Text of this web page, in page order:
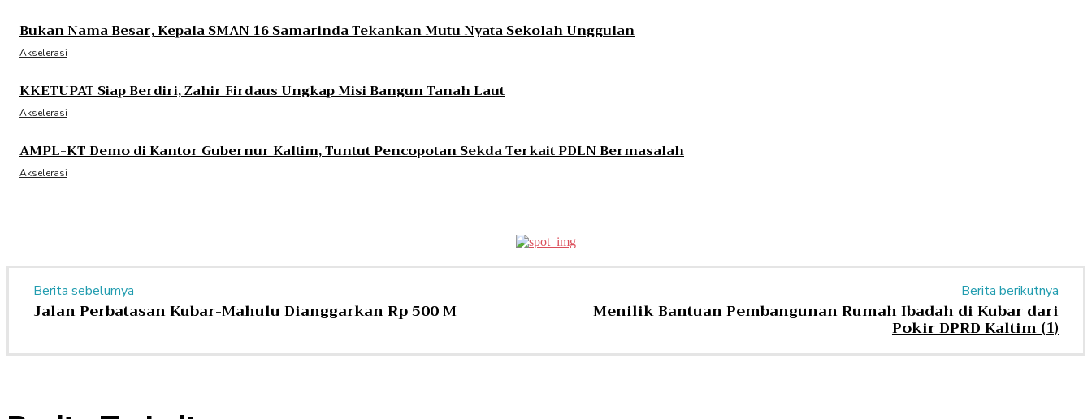
Bukan Nama Besar, Kepala SMAN 16 Samarinda Tekankan Mutu Nyata Sekolah Unggulan
Akselerasi
KKETUPAT Siap Berdiri, Zahir Firdaus Ungkap Misi Bangun Tanah Laut
Akselerasi
AMPL-KT Demo di Kantor Gubernur Kaltim, Tuntut Pencopotan Sekda Terkait PDLN Bermasalah
Akselerasi
Berita sebelumya
Jalan Perbatasan Kubar-Mahulu Dianggarkan Rp 500 M
Berita berikutnya
Menilik Bantuan Pembangunan Rumah Ibadah di Kubar dari
Pokir DPRD Kaltim (1)